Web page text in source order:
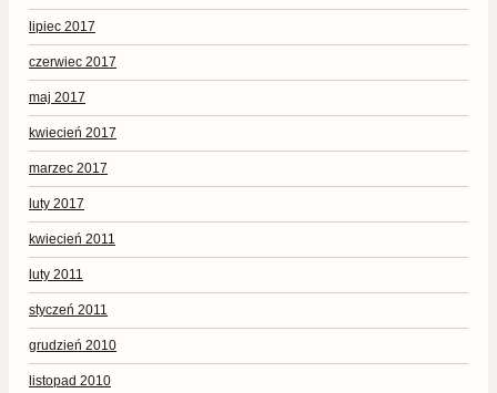
lipiec 2017
czerwiec 2017
maj 2017
kwiecień 2017
marzec 2017
luty 2017
kwiecień 2011
luty 2011
styczeń 2011
grudzień 2010
listopad 2010